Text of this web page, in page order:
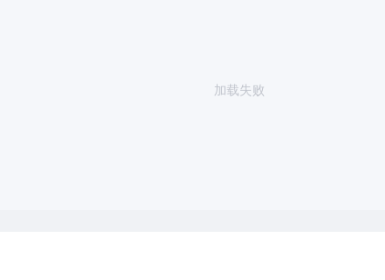
加载失败